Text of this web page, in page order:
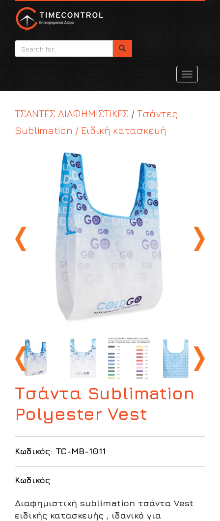
Toggle
ΤΣΑΝΤΕΣ ΔΙΑΦΗΜΙΣΤΙΚΕΣ / Τσάντες
Sublimation / Ειδική κατασκευή
Τσάντα Sublimation
Polyester Vest
Κωδικός: TC-MB-1011
Κωδικός
Διαφημιστική sublimation τσάντα Vest
ειδικής κατασκευής , ιδανικό για